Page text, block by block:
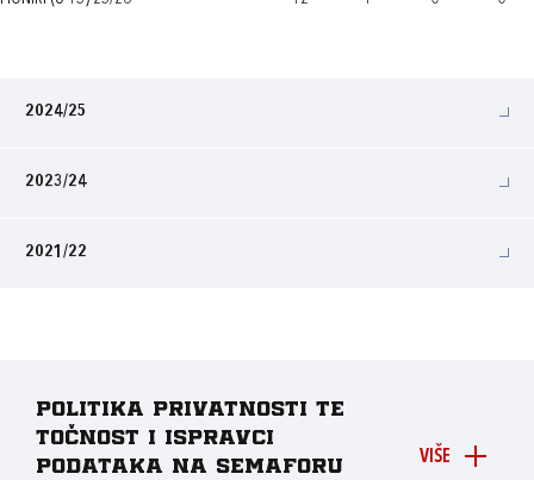
2024/25
2023/24
2021/22
VIŠE
Politika privatnosti te
točnost i ispravci
podataka na Semaforu